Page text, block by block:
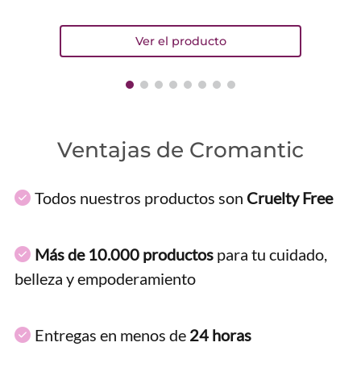
Ventajas de Cromantic
Todos nuestros productos son Cruelty Free
Más de 10.000 productos para tu cuidado,
belleza y empoderamiento
Entregas en menos de 24 horas